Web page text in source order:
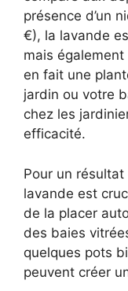
présence d’un
€), la lavande
mais
en fait une
jardin ou votre
chez les
efficacité.
Pour un résultat
lavande est
de la placer
des baies
quelques pots
peuvent créer